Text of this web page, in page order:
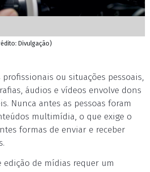
Divulgação)
ou situações pessoais,
áudios e vídeos envolve dons
Nunca antes as pessoas foram
multimídia, o que exige o
formas de enviar e receber
edição de mídias requer um